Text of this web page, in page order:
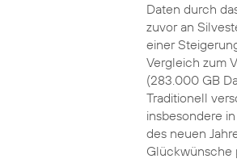
Daten durch
zuvor an
einer
Vergleich zum
(283.000 GB
Traditionell
insbesondere
des neuen
Glückwünsche